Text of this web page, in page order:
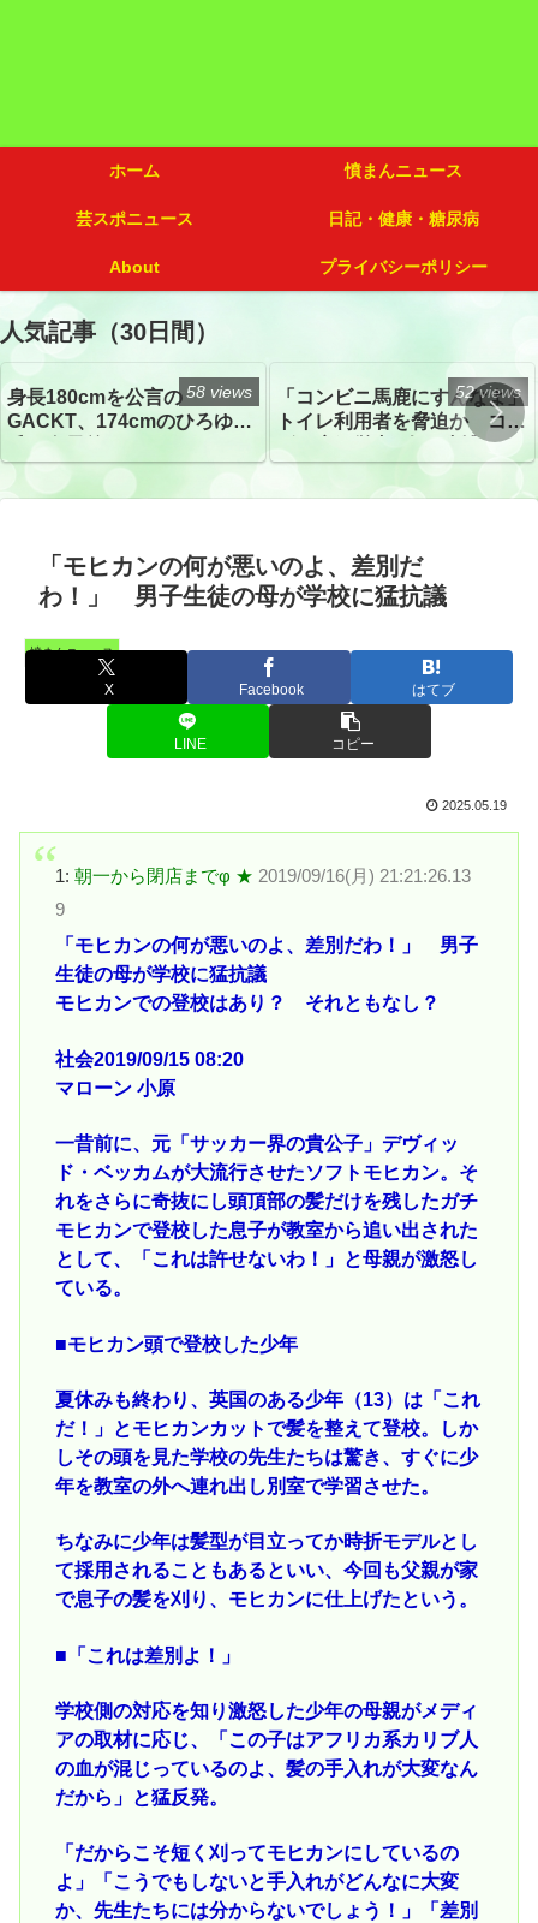
ホーム 憤まんニュース
芸スポニュース 日記・健康・糖尿病
About プライバシーポリシー
人気記事（30日間）
身長180cmを公言の
GACKT、174cmのひろゆき
トざわつき イベントでの写
真が話題
58 views
「コンビニ馬鹿にすんなよ」
トイレ利用者を脅迫か コン
52 views
「モヒカンの何が悪いのよ、差別だ
わ！」 男子生徒の母が学校に猛抗議
憤まんニュース
X Facebook はてブ
LINE コピー
2025.05.19
1: 朝一から閉店までφ ★ 2019/09/16(月) 21:21:26.13
9
「モヒカンの何が悪いのよ、差別だわ！」 男子
生徒の母が学校に猛抗議
モヒカンでの登校はあり？ それともなし？
社会2019/09/15 08:20
マローン 小原
一昔前に、元「サッカー界の貴公子」デヴィッ
ド・ベッカムが大流行させたソフトモヒカン。そ
れをさらに奇抜にし頭頂部の髪だけを残したガチ
モヒカンで登校した息子が教室から追い出された
として、「これは許せないわ！」と母親が激怒し
ている。
■モヒカン頭で登校した少年
夏休みも終わり、英国のある少年（13）は「これ
だ！」とモヒカンカットで髪を整えて登校。しか
しその頭を見た学校の先生たちは驚き、すぐに少
年を教室の外へ連れ出し別室で学習させた。
ちなみに少年は髪型が目立ってか時折モデルとし
て採用されることもあるといい、今回も父親が家
で息子の髪を刈り、モヒカンに仕上げたという。
■「これは差別よ！」
学校側の対応を知り激怒した少年の母親がメディ
アの取材に応じ、「この子はアフリカ系カリブ人
の血が混じっているのよ、髪の手入れが大変なん
だから」と猛反発。
「だからこそ短く刈ってモヒカンにしているの
よ」「こうでもしないと手入れがどんなに大変
か、先生たちには分からないでしょう！」「差別